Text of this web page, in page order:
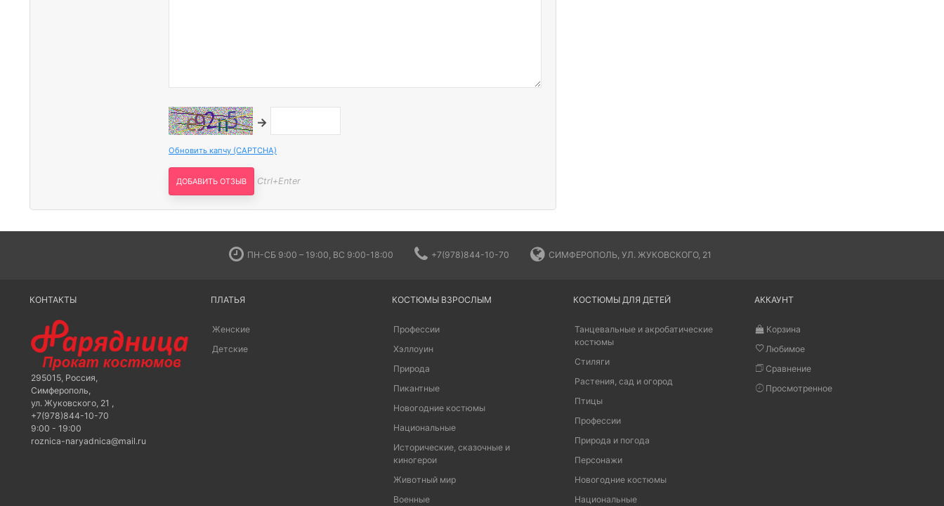
→
Обновить капчу (CAPTCHA)
Ctrl+Enter
ПН-СБ 9:00 – 19:00, ВС 9:00-18:00 +7(978)844-10-70 СИМФЕРОПОЛЬ, УЛ. ЖУКОВСКОГО, 21
КОНТАКТЫ
295015 Россия
Симферополь
ул. Жуковского, 21
+7(978)844-10-70
9:00 - 19:00
roznica-naryadnica@mail.ru
ПЛАТЬЯ
Женские
Детские
КОСТЮМЫ ВЗРОСЛЫМ
Профессии
Хэллоуин
Природа
Пикантные
Новогодние костюмы
Национальные
Исторические, сказочные и
киногерои
Животный мир
Военные
КОСТЮМЫ ДЛЯ ДЕТЕЙ
Танцевальные и акробатические
костюмы
Стиляги
Растения, сад и огород
Птицы
Профессии
Природа и погода
Персонажи
Новогодние костюмы
Национальные
АККАУНТ
Корзина
Любимое
Сравнение
Просмотренное